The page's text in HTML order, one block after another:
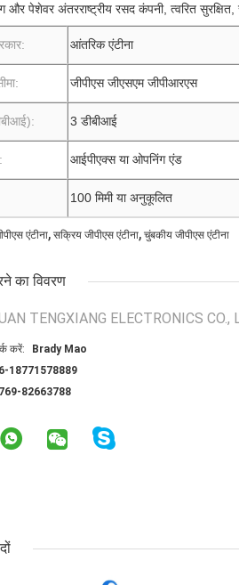
और पेशेवर अंतरराष्ट्रीय रसद कंपनी, त्वरित
आंतरिक एंटीना
जीपीएस जीएसएम जीपीआरएस
3 डीबीआई
आईपीएक्स या ओपनिंग एंड
100 मिमी या अनुकूलित
एंटीना, सक्रिय जीपीएस एंटीना, चुंबकीय जीपीएस एंटीना
का विवरण
TENGXIANG ELECTRONICS CO.,
करें:
Brady Mao
18771578889
82663788